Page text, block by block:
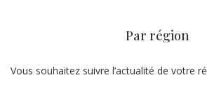
Par région
Vous souhaitez suivre l’actualité de votre